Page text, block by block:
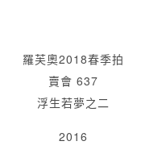
羅芙奧2018春季拍
賣會 637
浮生若夢之二
2016